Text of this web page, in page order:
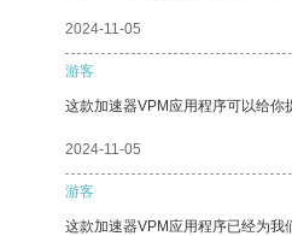
2024-11-05
游客
这款加速器VPM应用程序可以给你
2024-11-05
游客
这款加速器VPM应用程序已经为我